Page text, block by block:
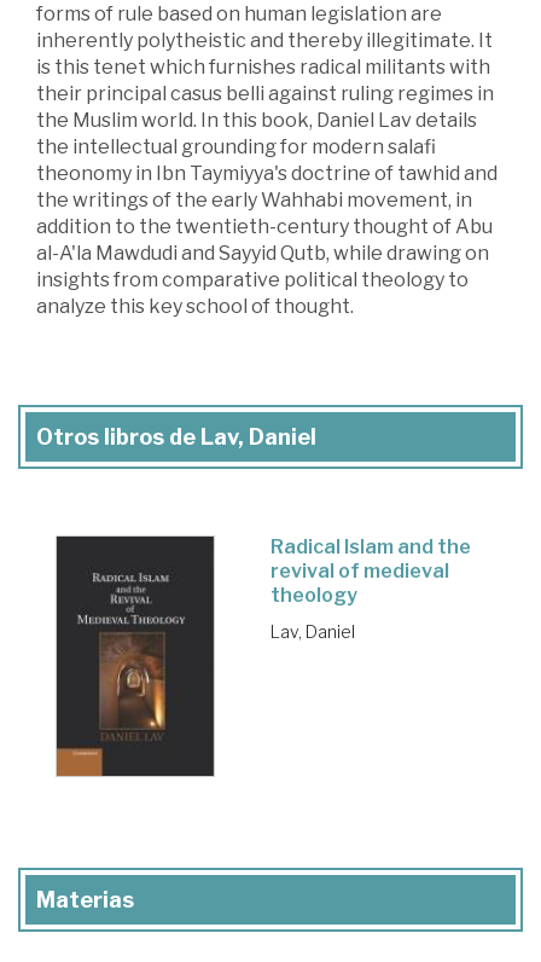
forms of rule based on human legislation are
inherently polytheistic and thereby illegitimate. It
is this tenet which furnishes radical militants with
their principal casus belli against ruling regimes in
the Muslim world. In this book, Daniel Lav details
the intellectual grounding for modern salafi
theonomy in Ibn Taymiyya's doctrine of tawhid and
the writings of the early Wahhabi movement, in
addition to the twentieth-century thought of Abu
al-A'la Mawdudi and Sayyid Qutb, while drawing on
insights from comparative political theology to
analyze this key school of thought.
Otros libros de Lav, Daniel
Radical Islam and the
revival of medieval
theology
Lav, Daniel
Materias